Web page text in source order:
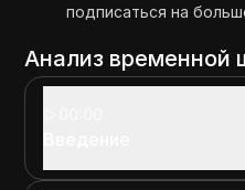
подписаться на
Анализ временной